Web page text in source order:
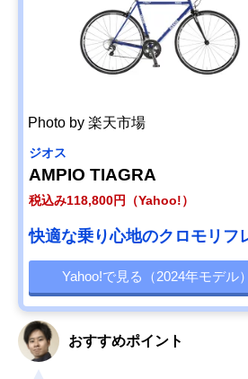
Photo by 楽天市場
ジオス
AMPIO TIAGRA
税込み118,800円（Yahoo!）
快適な乗り心地のクロモリフ
Yahoo!で見る（2024年モデル）
おすすめポイント